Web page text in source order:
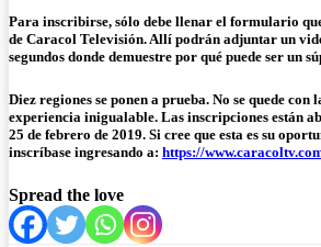
Para inscribirse, sólo debe llenar el formulario
de Caracol Televisión. Allí podrán adjuntar un
segundos donde demuestre por qué puede ser un
Diez regiones se ponen a prueba. No se quede con
experiencia inigualable. Las inscripciones están
25 de febrero de 2019. Si cree que esta es su
inscríbase ingresando a: https://
Spread the love